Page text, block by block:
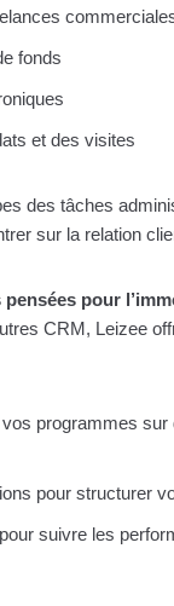
fonds
et des visites
des tâches
sur la relation
pour
CRM, Leizee
programmes sur
pour structurer
suivre les